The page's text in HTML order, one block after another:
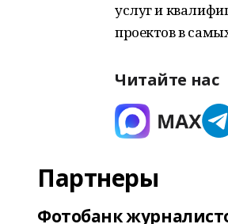
услуг и
проектов в
Читайте нас
Партнеры
Фотобанк